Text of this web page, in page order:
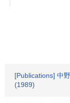
[Publications] 中
(1989)